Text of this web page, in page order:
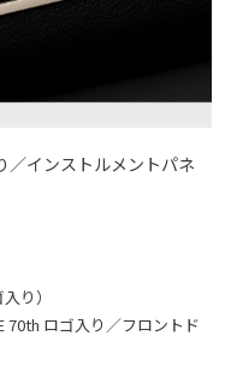
インストルメントパネ
り）
70th ロゴ入り／フロントド